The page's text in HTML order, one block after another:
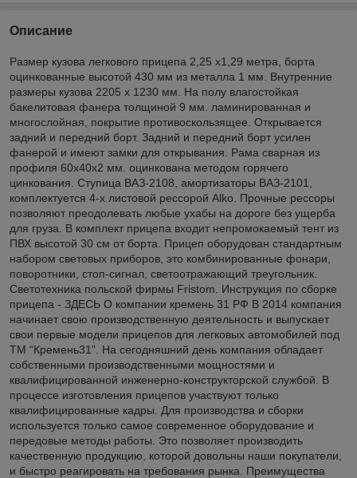
Описание
Размер кузова легкового прицепа 2,25 х1,29 метра, борта
оцинкованные высотой 430 мм из металла 1 мм. Внутренние
размеры кузова 2205 х 1230 мм. На полу влагостойкая
бакелитовая фанера толщиной 9 мм. ламинированная и
многослойная, покрытие противоскользящее. Открывается
задний и передний борт. Задний и передний борт усилен
фанерой и имеют замки для открывания. Рама сварная из
профиля 60х40х2 мм. оцинкована методом горячего
цинкования. Ступица ВАЗ-2108, амортизаторы ВАЗ-2101,
комплектуется 4-х листовой рессорой Alko. Прочные рессоры
позволяют преодолевать любые ухабы на дороге без ущерба
для груза. В комплект прицепа входит непромокаемый тент из
ПВХ высотой 30 см от борта. Прицеп оборудован стандартным
набором световых приборов, это комбинированные фонари,
поворотники, стоп-сигнал, светоотражающий треугольник.
Светотехника польской фирмы Fristom. Инструкция по сборке
прицепа - ЗДЕСЬ О компании кремень 31 РФ В 2014 компания
начинает свою производственную деятельность и выпускает
свои первые модели прицепов для легковых автомобилей под
ТМ “Кремень31”. На сегодняшний день компания обладает
собственными производственными мощностями и
квалифицированной инженерно-конструкторской службой. В
процессе изготовления прицепов участвуют только
квалифицированные кадры. Для производства и сборки
используется только самое современное оборудование и
передовые методы работы. Это позволяет производить
качественную продукцию, которой довольны наши покупатели,
и быстро реагировать на требования рынка. Преимущества